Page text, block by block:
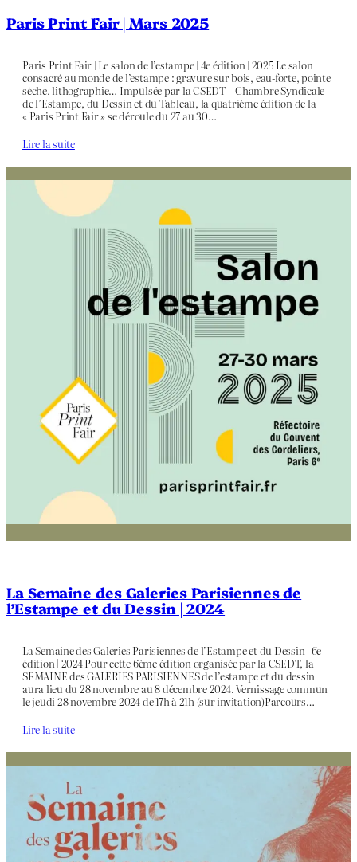
Paris Print Fair | Mars 2025
Paris Print Fair | Le salon de l’estampe | 4e édition | 2025 Le salon
consacré au monde de l’estampe : gravure sur bois, eau-forte, pointe
sèche, lithographie… Impulsée par la CSEDT – Chambre Syndicale
de l’Estampe, du Dessin et du Tableau, la quatrième édition de la
« Paris Print Fair » se déroule du 27 au 30…
Lire la suite
La Semaine des Galeries Parisiennes de
l’Estampe et du Dessin | 2024
La Semaine des Galeries Parisiennes de l’Estampe et du Dessin | 6e
édition | 2024 Pour cette 6ème édition organisée par la CSEDT, la
SEMAINE des GALERIES PARISIENNES de l’estampe et du dessin
aura lieu du 28 novembre au 8 décembre 2024. Vernissage commun
le jeudi 28 novembre 2024 de 17h à 21h (sur invitation)Parcours…
Lire la suite